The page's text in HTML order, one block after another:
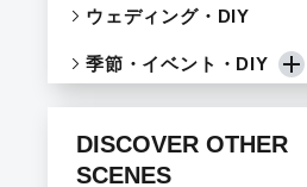
ウェディング・DIY
季節・イベント・DIY
DISCOVER OTHER
SCENES